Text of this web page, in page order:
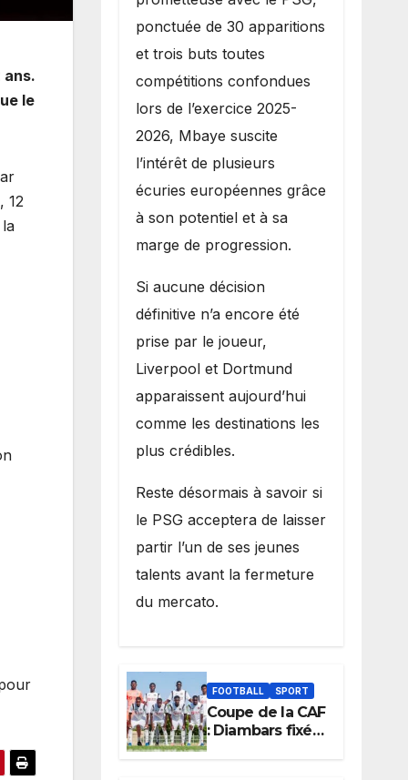
le
12
ponctuée de 30 apparitions
et trois buts toutes
compétitions confondues
lors de l’exercice 2025-
2026, Mbaye suscite
l’intérêt de plusieurs
écuries européennes grâce
à son potentiel et à sa
marge de progression.
Si aucune décision
définitive n’a encore été
prise par le joueur,
Liverpool et Dortmund
apparaissent aujourd’hui
comme les destinations les
plus crédibles.
Reste désormais à savoir si
le PSG acceptera de laisser
partir l’un de ses jeunes
talents avant la fermeture
du mercato.
FOOTBALL SPORT
Coupe de la CAF
: Diambars fixé
sur son destin